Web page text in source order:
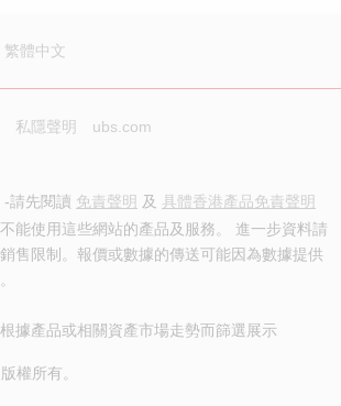
繁體中文
私隱聲明 ubs.com
請先閱讀 免責聲明 及 具體香港產品免責聲明
能使用這些網站的產品及服務。 進一步資料請
售限制。報價或數據的傳送可能因為數據提供
據產品或相關資產市場走勢而篩選展示
版權所有。